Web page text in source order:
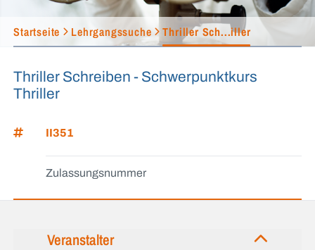
Startseite Lehrgangssuche Thriller Sch...iller
Thriller Schreiben - Schwerpunktkurs
Thriller
II351
Zulassungsnummer
Veranstalter